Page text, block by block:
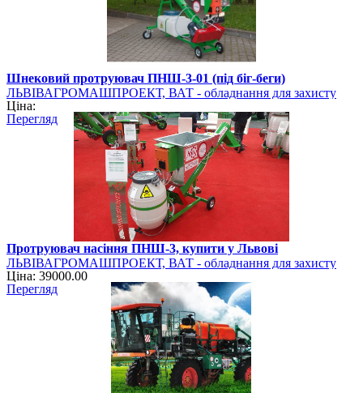
Шнековий протруювач ПНШ-3-01 (під біг-беги)
ЛЬВІВАГРОМАШПРОЕКТ, ВАТ - обладнання для захисту
рослин
Ціна:
Перегляд
Протруювач насіння ПНШ-3, купити у Львові
ЛЬВІВАГРОМАШПРОЕКТ, ВАТ - обладнання для захисту
рослин
Ціна: 39000.00
Перегляд